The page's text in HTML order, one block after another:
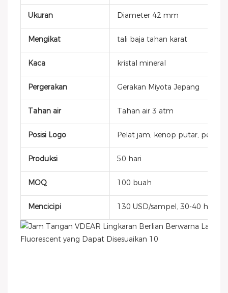
Ukuran Diameter 42 mm
Mengikat tali baja tahan karat
Kaca kristal mineral
Pergerakan Gerakan Miyota Jepang
Tahan air Tahan air 3 atm
Posisi Logo Pelat jam, kenop putar,
Produksi 50 hari
MOQ 100 buah
Mencicipi 130 USD/sampel, 30-40 hari